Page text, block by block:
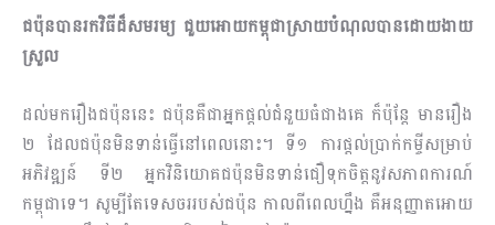
ជប៉ុនបានរកវិធីដ៏សមរម្យ ជួយអោយកម្ពុជាស្រាយបំណុលបានដោយងាយ
ស្រួល
ដល់មករឿងជប៉ុននេះ ជប៉ុនគឺជាអ្នកផ្ដល់ជំនួយធំជាងគេ ក៏ប៉ុន្តែ មានរឿង
២ ដែលជប៉ុនមិនទាន់ធ្វើនៅពេលនោះ។ ទី១ ការផ្ដល់ប្រាក់កម្ចីសម្រាប់
អភិវឌ្ឍន៍ ទី២ អ្នកវិនិយោគជប៉ុនមិនទាន់ជឿទុកចិត្តនូវសភាពការណ៍
កម្ពុជា​ទេ។ សូម្បីតែទេសចររបស់ជប៉ុន កាលពីពេលហ្នឹង គឺអនុញ្ញាតអោយ